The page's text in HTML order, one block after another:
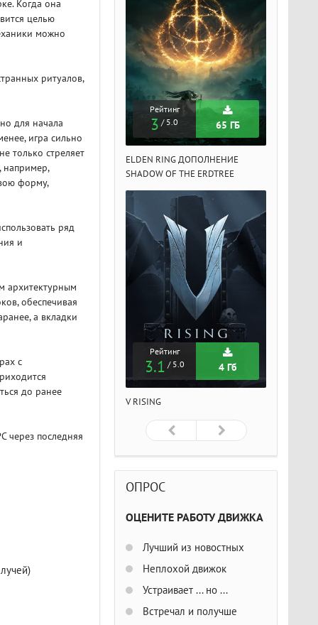
Когда она
целью
можно
ритуалов,
для начала
игра сильно
только стреляет
например,
форму,
ряд
и
архитектурным
обеспечивая
а вкладки
с
до ранее
через последняя
3/ 5.0
RING ДОПОЛНЕНИЕ
OF THE ERDTREE
3.1
Рейтинг
3 / 5.0 65 ГБ
ELDEN RING ДОПОЛНЕНИЕ
SHADOW OF THE ERDTREE
Рейтинг
3.1 / 5.0 4 Гб
V RISING
ОПРОС
ОЦЕНИТЕ РАБОТУ ДВИЖКА
Лучший из новостных
Неплохой движок
Устраивает ... но ...
Встречал и получше